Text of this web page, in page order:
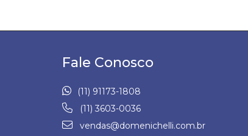
Fale Conosco
(11) 91173-1808
(11) 3603-0036
vendas@domenichelli.com.br